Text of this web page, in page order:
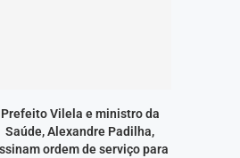
Prefeito Vilela e ministro da
Saúde, Alexandre Padilha,
ordem de serviço para